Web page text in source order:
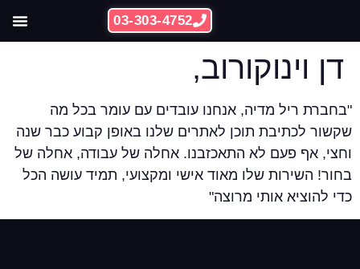
03-303-4752
דן וינוקורוב,
"בחברת ריל מדיה, אנחנו עובדים עם עומר בכל מה
שקשור לכתיבת תוכן לאתרים שלנו באופן קבוע כבר שנה
וחצי, אף פעם לא התאכזבנו. אחלה של עבודה, אחלה של
בחור! השירות שלו מאוד אישי ומקצועי, תמיד עושה הכל
כדי להוציא אותי מרוצה"